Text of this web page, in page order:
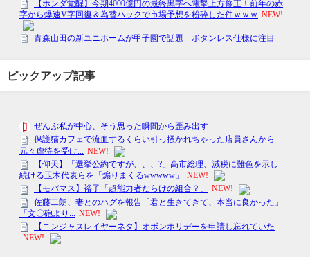
ピックアップ記事